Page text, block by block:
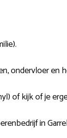
ondervloer en
of kijk of je
in